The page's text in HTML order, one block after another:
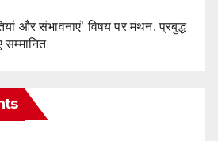
और संभावनाएं’ विषय पर मंथन, प्रबुद्ध